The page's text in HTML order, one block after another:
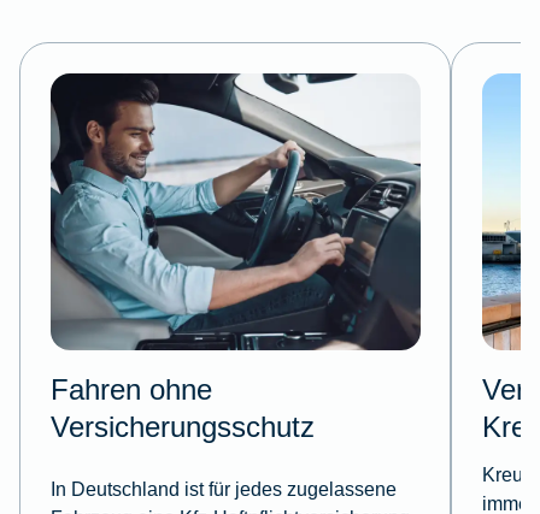
Fahren ohne
Versicherungsschutz
In Deutschland ist für jedes zugelassene